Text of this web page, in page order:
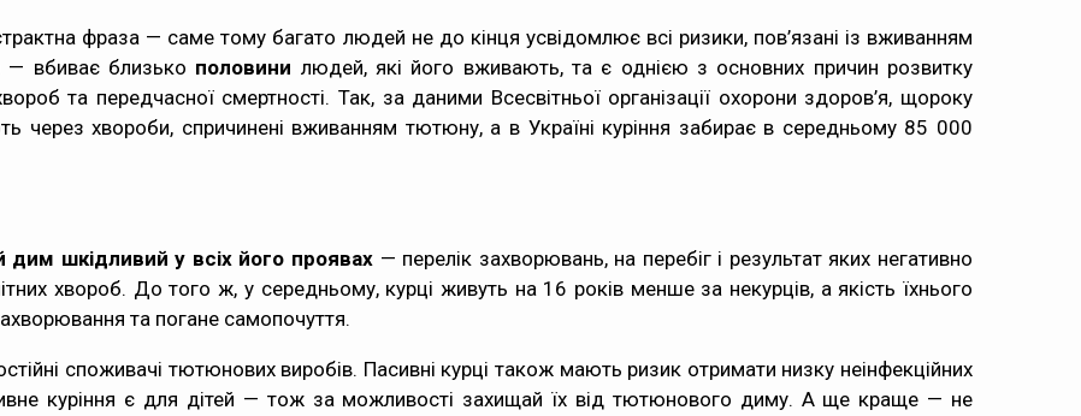
фраза — саме тому багато людей не до кінця усвідомлює всі ризики, пов’язані із вживанням
— вбиває близько половини людей, які його вживають, та є однією з основних причин розвитку
та передчасної смертності. Так, за даними Всесвітньої організації охорони здоров’я, щороку
через хвороби, спричинені вживанням тютюну, а в Україні куріння забирає в середньому 85 000
шкідливий у всіх його проявах — перелік захворювань, на перебіг і результат яких негативно
хвороб. До того ж, у середньому, курці живуть на 16 років менше за некурців, а якість їхнього
та погане самопочуття.
споживачі тютюнових виробів. Пасивні курці також мають ризик отримати низку неінфекційних
куріння є для дітей — тож за можливості захищай їх від тютюнового диму. А ще краще — не